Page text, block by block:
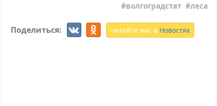
волгоградстат леса
Поделиться: читайте нас в Новостях